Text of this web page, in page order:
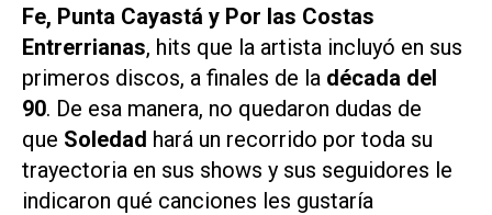
Fe, Punta Cayastá y Por las Costas
Entrerrianas, hits que la artista incluyó en sus
primeros discos, a finales de la década del
90. De esa manera, no quedaron dudas de
que Soledad hará un recorrido por toda su
trayectoria en sus shows y sus seguidores le
indicaron qué canciones les gustaría